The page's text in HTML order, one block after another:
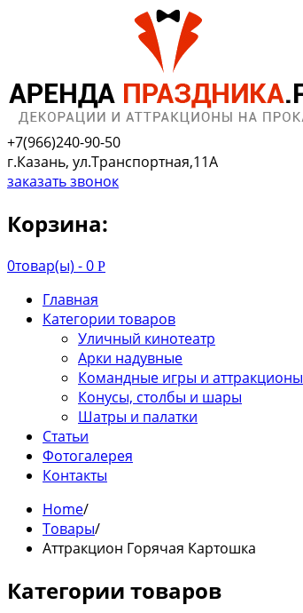
+7(966)240-90-50
г.Казань, ул.Транспортная,11А
заказать звонок
Корзина:
0товар(ы) -0 Р
Главная
Категории товаров
Уличный кинотеатр
Арки надувные
Командные игры и аттракционы
Конусы, столбы и шары
Шатры и палатки
Статьи
Фотогалерея
Контакты
Home/
Товары/
Аттракцион Горячая Картошка
Категории товаров